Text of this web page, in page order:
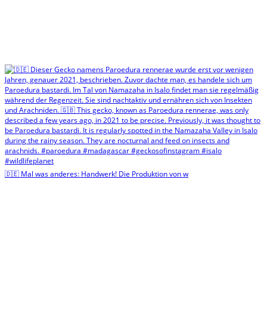
🇩🇪 Mal was anderes: Handwerk! Die Produktion von w